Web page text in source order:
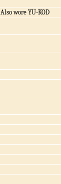
Also wore YU-KOD